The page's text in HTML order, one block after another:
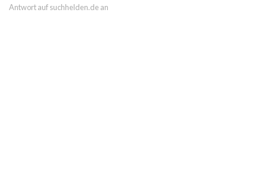
Antwort auf suchhelden.de an